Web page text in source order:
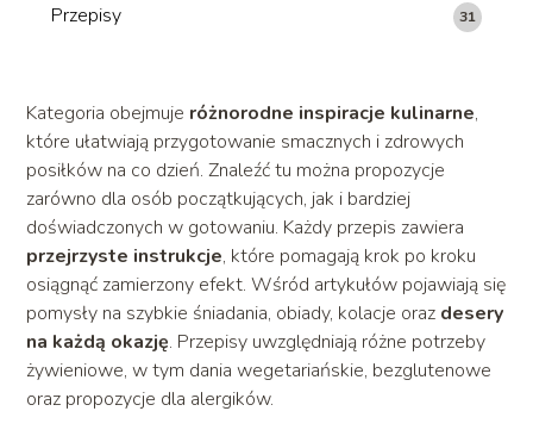
Przepisy 31
Kategoria obejmuje różnorodne inspiracje kulinarne,
które ułatwiają przygotowanie smacznych i zdrowych
posiłków na co dzień. Znaleźć tu można propozycje
zarówno dla osób początkujących, jak i bardziej
doświadczonych w gotowaniu. Każdy przepis zawiera
przejrzyste instrukcje, które pomagają krok po kroku
osiągnąć zamierzony efekt. Wśród artykułów pojawiają się
pomysły na szybkie śniadania, obiady, kolacje oraz desery
na każdą okazję. Przepisy uwzględniają różne potrzeby
żywieniowe, w tym dania wegetariańskie, bezglutenowe
oraz propozycje dla alergików.